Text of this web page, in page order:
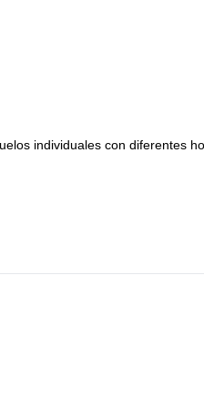
individuales con diferentes
saco de dormir, colchoneta,